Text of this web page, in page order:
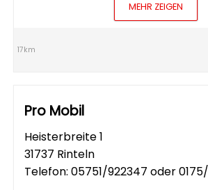
MEHR ZEIGEN
17km
Pro Mobil
Heisterbreite 1
31737 Rinteln
Telefon: 05751/922347 oder